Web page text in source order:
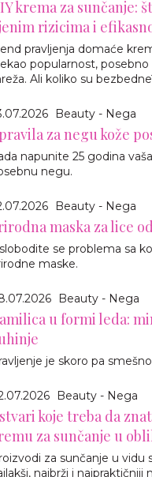
krema za sunčanje:
rizicima i
pravljenja domaće
popularnost,
Ali koliko su
Beauty - Nega
za negu kože
napunite 25 godina
negu.
Beauty - Nega
maska za lice
se problema sa
maske.
Beauty - Nega
u formi leda:
je skoro pa
Beauty - Nega
koje treba da
za sunčanje u
za sunčanje u vidu
najbrži i